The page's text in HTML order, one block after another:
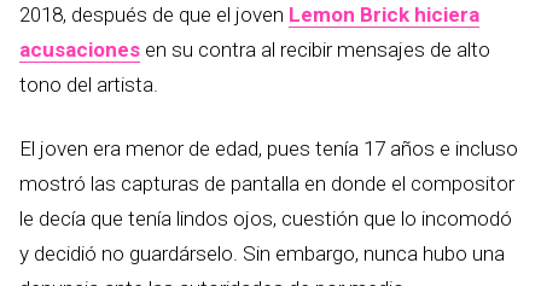
2018, después de que el joven Lemon Brick hiciera
acusaciones en su contra al recibir mensajes de alto
tono del artista.
El joven era menor de edad, pues tenía 17 años e incluso
mostró las capturas de pantalla en donde el compositor
le decía que tenía lindos ojos, cuestión que lo incomodó
y decidió no guardárselo. Sin embargo, nunca hubo una